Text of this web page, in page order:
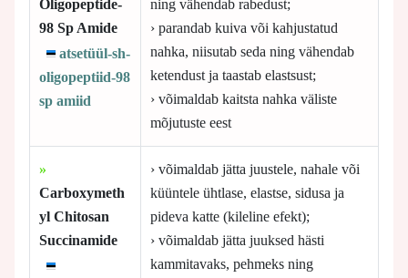
Oligopeptide-
98 Sp Amide
atsetüül-sh-
oligopeptiid-98
sp amiid
ning vähendab rabedust;
› parandab kuiva või kahjustatud
nahka, niisutab seda ning vähendab
ketendust ja taastab elastsust;
› võimaldab kaitsta nahka väliste
mõjutuste eest
»
Carboxymeth
yl Chitosan
Succinamide
› võimaldab jätta juustele, nahale või
küüntele ühtlase, elastse, sidusa ja
pideva katte (kileline efekt);
› võimaldab jätta juuksed hästi
kammitavaks, pehmeks ning